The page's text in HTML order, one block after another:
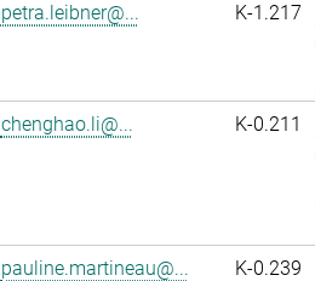
petra.leibner@... K-1.217
chenghao.li@... K-0.211
pauline.martineau@... K-0.239